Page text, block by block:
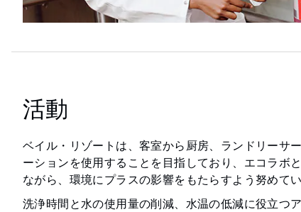
活動
ベイル・リゾートは、客室から厨房、ランドリーサ
ーションを使用することを目指しており、エコラボ
ながら、環境にプラスの影響をもたらすよう努めてい
洗浄時間と水の使用量の削減、水温の低減に役立つ